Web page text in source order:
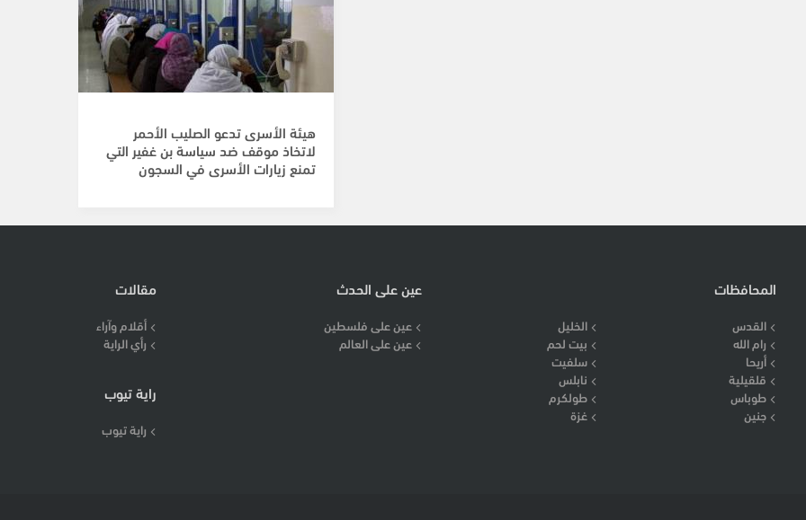
هيئة الأسرى تدعو الصليب الأحمر
لاتخاذ موقف ضد سياسة بن غفير التي
تمنع زيارات الأسرى في السجون
المحافظات
القدس
الخليل
رام الله
بيت لحم
أريحا
سلفيت
قلقيلية
نابلس
طوباس
طولكرم
جنين
غزة
عين على الحدث
عين على فلسطين
عين على العالم
مقالات
أقلام وآراء
رأي الراية
راية تيوب
راية تيوب